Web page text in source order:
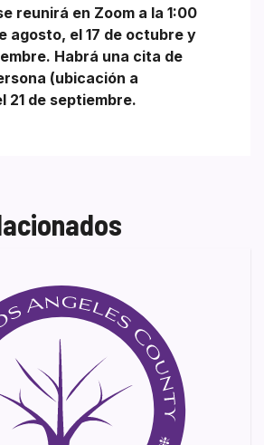
reunirá en Zoom a la 1:00
agosto, el 17 de octubre y
Habrá una cita de
(ubicación a
21 de septiembre.